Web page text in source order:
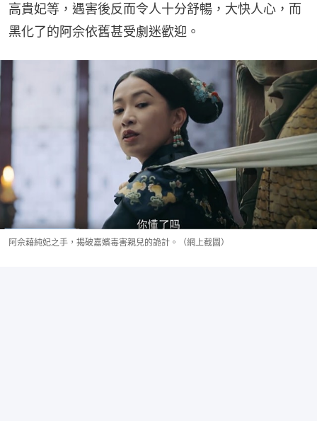
高貴妃等，遇害後反而令人十分舒暢，大快人心，而
黑化了的阿佘依舊甚受劇迷歡迎。
阿佘藉純妃之手，揭破嘉嬪毒害親兒的詭計。（網上截圖）